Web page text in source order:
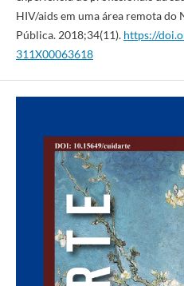
HIV/aids em uma área remota do
Pública. 2018;34(11). https://
311X00063618